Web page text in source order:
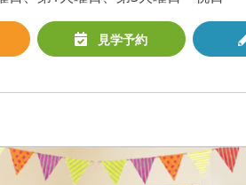
見学予約